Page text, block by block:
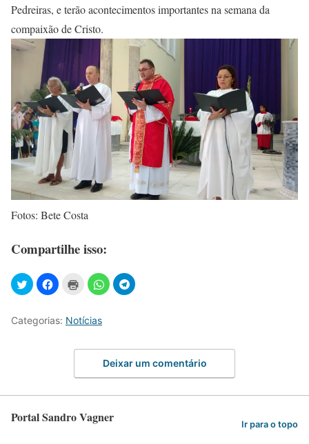
Pedreiras, e terão acontecimentos importantes na semana da
compaixão de Cristo.
Fotos: Bete Costa
Compartilhe isso:
Categorias: Notícias
Deixar um comentário
Portal Sandro Vagner Ir para o topo